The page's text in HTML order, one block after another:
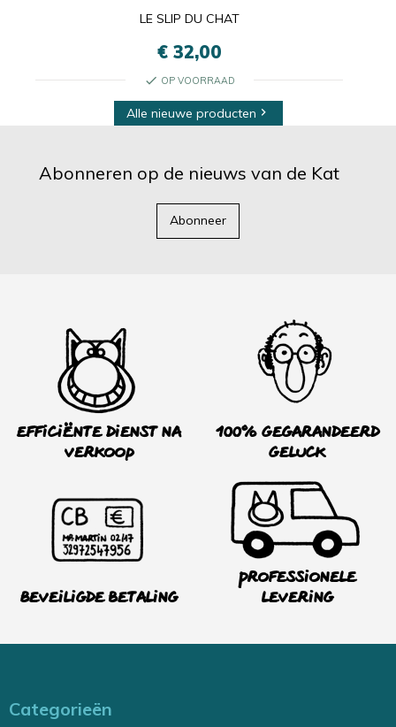
LE SLIP DU CHAT
€ 32,00
check OP VOORRAAD
Alle nieuwe producten 
Abonneren op de nieuws van de Kat
Abonneer
Efficiënte dienst na
verkoop
100% Gegarandeerd
Geluck
Beveiligde betaling
Professionele
levering
Categorieën